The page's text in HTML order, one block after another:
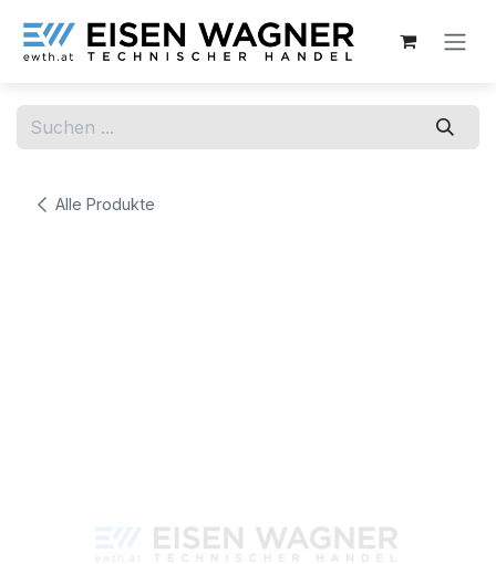
Alle Produkte